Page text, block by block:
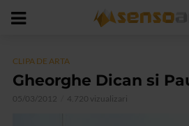
CLIPA DE ARTA
Gheorghe Dican si
05/03/2012 4.720 vizualizari